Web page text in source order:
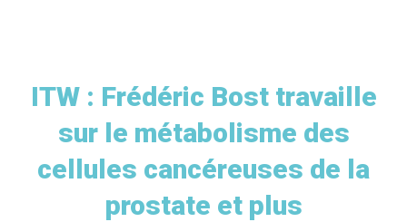
ITW : Frédéric Bost travaille
sur le métabolisme des
cellules cancéreuses de la
prostate et plus